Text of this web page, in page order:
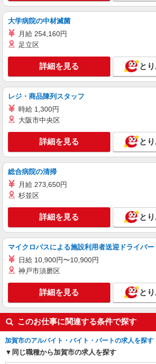
【月収例】28.1万円（22日勤
合）
キープ 詳
大学病院の中材滅菌
月給 254,160円
足立区
詳細を見る と
レジ・商品陳列スタッフ
時給 1,300円
大阪市中央区
詳細を見る と
総合病院の清掃
月給 273,650円
杉並区
詳細を見る と
マイクロバスによる施設利用者送迎ドライバー
日給 10,900円〜10,900円
神戸市須磨区
詳細を見る と
このお仕事に関連する条件で探す
加賀市のアルバイト・バイト・パートの求人を探す
同じ職種から加賀市の求人を探す